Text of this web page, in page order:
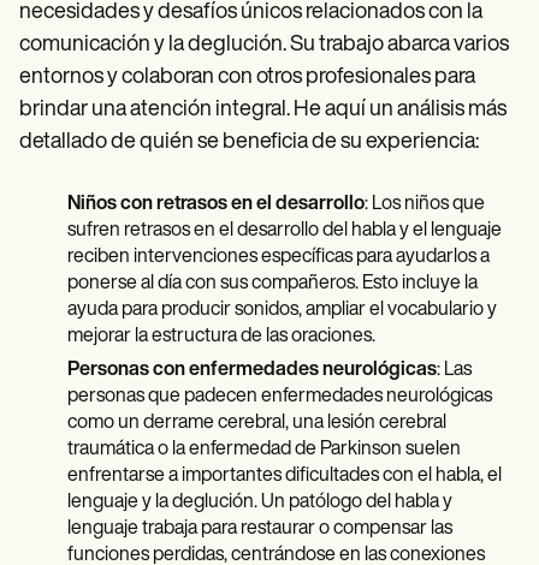
necesidades y desafíos únicos relacionados con la
comunicación y la deglución. Su trabajo abarca varios
entornos y colaboran con otros profesionales para
brindar una atención integral. He aquí un análisis más
detallado de quién se beneficia de su experiencia:
Niños con retrasos en el desarrollo: Los niños que
sufren retrasos en el desarrollo del habla y el lenguaje
reciben intervenciones específicas para ayudarlos a
ponerse al día con sus compañeros. Esto incluye la
ayuda para producir sonidos, ampliar el vocabulario y
mejorar la estructura de las oraciones.
Personas con enfermedades neurológicas: Las
personas que padecen enfermedades neurológicas
como un derrame cerebral, una lesión cerebral
traumática o la enfermedad de Parkinson suelen
enfrentarse a importantes dificultades con el habla, el
lenguaje y la deglución. Un patólogo del habla y
lenguaje trabaja para restaurar o compensar las
funciones perdidas, centrándose en las conexiones